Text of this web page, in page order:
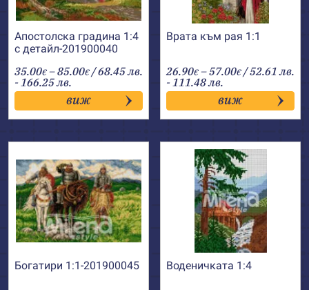
Апостолска градина 1:4
с детайл-201900040
35.00€ –85.00€Price
range:
35.00€
through
85.00€
/ 68.45 лв.
- 166.25 лв.
виж
Врата към рая 1:1
26.90€ –57.00€Price
range:
26.90€
through
57.00€
/ 52.61 лв.
- 111.48 лв.
виж
Богатири 1:1-201900045 Воденичката 1:4